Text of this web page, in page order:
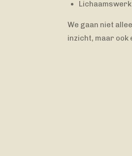
We gaan niet
inzicht, maar